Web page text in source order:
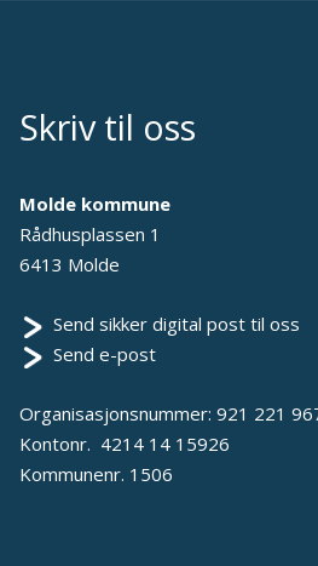
Skriv til oss
Molde kommune
Rådhusplassen 1
6413 Molde
Send sikker digital post til oss
Send e-post
Organisasjonsnummer: 921 221
Kontonr. 4214 14 15926
Kommunenr. 1506